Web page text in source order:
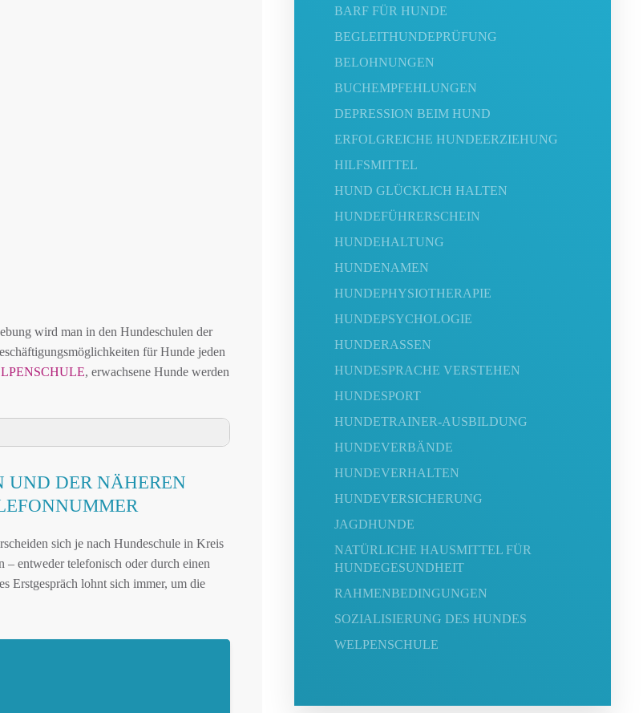
wird man in den Hundeschulen der
für Hunde jeden
, erwachsene Hunde werden
UMGEBUNG
UMGEBUNG
RHEIN
IN EMMERICH AM RHEIN
– ONLINE-TEST
AM RHEIN
UND DER NÄHEREN
sich je nach Hundeschule in Kreis
entweder telefonisch oder durch einen
Erstgespräch lohnt sich immer, um die
BARF FÜR HUNDE
BEGLEITHUNDEPRÜFUNG
BELOHNUNGEN
BUCHEMPFEHLUNGEN
DEPRESSION BEIM HUND
ERFOLGREICHE HUNDEERZIEHUNG
HILFSMITTEL
HUND GLÜCKLICH HALTEN
HUNDEFÜHRERSCHEIN
HUNDEHALTUNG
HUNDENAMEN
HUNDEPHYSIOTHERAPIE
HUNDEPSYCHOLOGIE
HUNDERASSEN
HUNDESPRACHE VERSTEHEN
HUNDESPORT
HUNDETRAINER-AUSBILDUNG
HUNDEVERBÄNDE
HUNDEVERHALTEN
HUNDEVERSICHERUNG
JAGDHUNDE
NATÜRLICHE HAUSMITTEL FÜR
HUNDEGESUNDHEIT
RAHMENBEDINGUNGEN
SOZIALISIERUNG DES HUNDES
WELPENSCHULE